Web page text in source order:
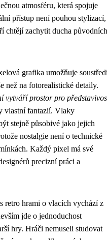
atmosféru, která spojuje
přístup není pouhou stylizací,
chtějí zachytit ducha původních
grafika umožňuje
než na fotorealistické detaily.
vytváří prostor pro
vlastní fantazií. Vlaky
stejně působivé jako jejich
nostalgie není o technické
Každý pixel má své
precizní práci a
retro hrami o vlacích vychází z
jde o jednoduchost
hry. Hráči nemuseli studovat